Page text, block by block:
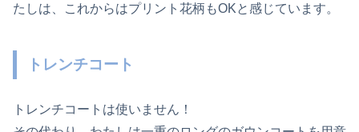
たしは、これからはプリント花柄もOKと感じています。
トレンチコート
トレンチコートは使いません！